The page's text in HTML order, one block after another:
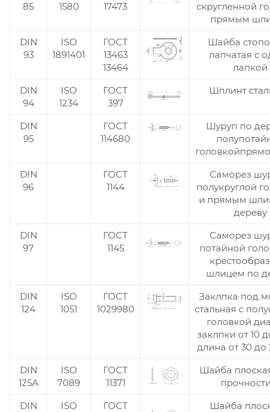
85
1580
17473
скругленной
прямым
DIN
93
ISO
1891401
ГОСТ
13463
13464
Шайба
лапчатая с
лапкой
DIN
94
ISO
1234
ГОСТ
397
Шплинт
DIN
95
ГОСТ
114680
Шуруп по
DIN
96
ГОСТ
1144
Саморез
полукруглой
и прямым
дереву
DIN
97
ГОСТ
1145
Саморез
потайной
шлицем по
DIN
124
ISO
1051
ГОСТ
1029980
Заклпка под
стальная с
головкой
заклпки от 10
длина от 30
DIN
125A
ISO
7089
ГОСТ
11371
Шайба
DIN
ISO
ГОСТ
Шайба